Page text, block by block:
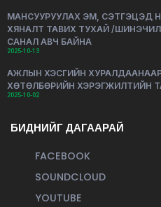
МАНСУУРУУЛАХ ЭМ, СЭТГЭЦЭД
ХЯНАЛТ ТАВИХ ТУХАЙ /
САНАЛ АВЧ БАЙНА
2025-10-13
АЖЛЫН ХЭСГИЙН
ХӨТӨЛБӨРИЙН ХЭРЭГЖИЛТИЙН
2025-10-02
БИДНИЙГ ДАГААРАЙ
FACEBOOK
SOUNDCLOUD
YOUTUBE